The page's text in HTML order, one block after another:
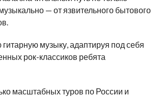
— от язвительного бытового
музыку, адаптируя под себя
рок-классиков ребята
масштабных туров по России и